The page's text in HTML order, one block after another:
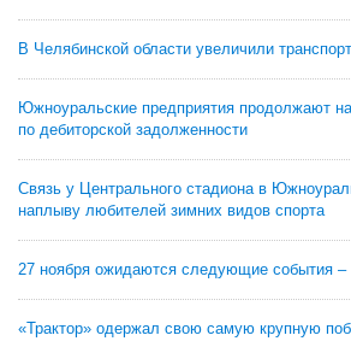
В Челябинской области увеличили
Южноуральские предприятия продолжают
по дебиторской задолженности
Связь у Центрального стадиона в
наплыву любителей зимних видов спорта
27 ноября ожидаются следующие события –
«Трактор» одержал свою самую крупную